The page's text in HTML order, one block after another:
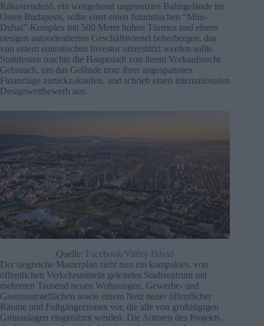
Rákosrendező, ein weitgehend ungenutztes Bahngelände im
Osten Budapests, sollte einst einen futuristischen “Mini-
Dubai”-Komplex mit 500 Meter hohen Türmen und einem
riesigen autoorientierten Geschäftsviertel beherbergen, das
von einem emiratischen Investor unterstützt werden sollte.
Stattdessen machte die Hauptstadt von ihrem Vorkaufsrecht
Gebrauch, um das Gelände trotz ihrer angespannten
Finanzlage zurückzukaufen, und schrieb einen internationalen
Designwettbewerb aus.
Quelle: Facebook/Vitézy Dávid
Der siegreiche Masterplan sieht nun ein kompaktes, von
öffentlichen Verkehrsmitteln geleitetes Stadtzentrum mit
mehreren Tausend neuen Wohnungen, Gewerbe- und
Gastronomieflächen sowie einem Netz neuer öffentlicher
Räume und Fußgängerzonen vor, die alle von großzügigen
Grünanlagen eingerahmt werden. Die Autoren des Projekts,